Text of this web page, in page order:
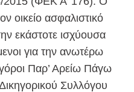
οικείο ασφαλιστικό
εκάστοτε ισχύουσα
για την ανωτέρω
Παρ’ Αρείω Πάγω
Συλλόγου